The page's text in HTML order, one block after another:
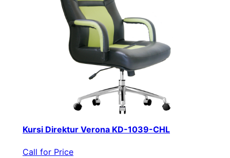
Kursi Direktur Verona KD-1039-CHL
Call for Price